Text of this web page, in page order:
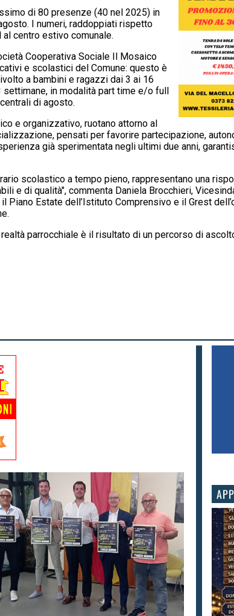
di 80 presenze (40 nel 2025) in
I numeri, raddoppiati rispetto
centro estivo comunale.
Cooperativa Sociale Il Mosaico
e scolastici del Comune: questo è
a bambini e ragazzi dai 3 ai 16
in modalità part time e/o full
di agosto.
e organizzativo, ruotano attorno al
pensati per favorire partecipazione,
già sperimentata negli ultimi due anni,
scolastico a tempo pieno, rappresentano una
e di qualità", commenta Daniela Brocchieri,
Estate dell’Istituto Comprensivo e il Grest
parrocchiale è il risultato di un percorso di